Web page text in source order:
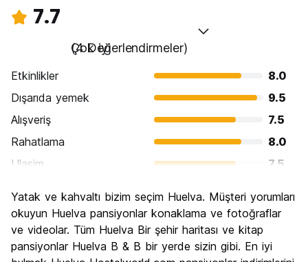
7.7
Çok iyi
(4 Değerlendirmeler)
Etkinlikler
8.0
Dışarıda yemek
9.5
Alışveriş
7.5
Rahatlama
8.0
Ulasim
7.5
Kültür
7.5
Gece hayatı
Ekonomik
7.5
Yatak ve kahvaltı bizim seçim Huelva. Müşteri yorumları
okuyun Huelva pansiyonlar konaklama ve fotoğraflar
ve videolar. Tüm Huelva Bir şehir haritası ve kitap
pansiyonlar Huelva B & B bir yerde sizin gibi. En iyi